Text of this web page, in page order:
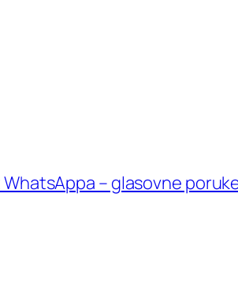
– glasovne